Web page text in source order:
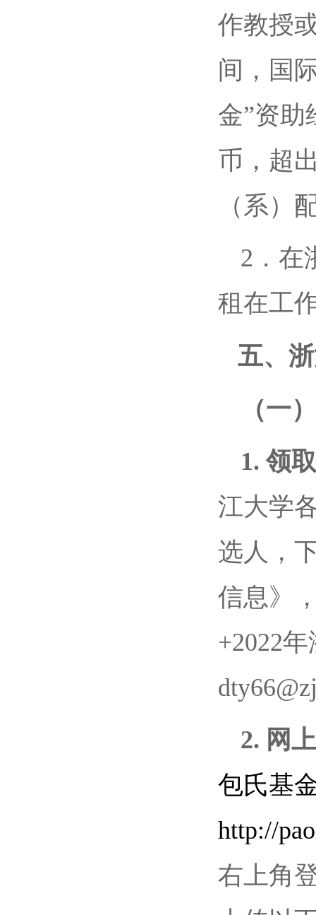
作教授
间，国
金”资助
币，超
（系）
2．在
租在工
五、
（一
1. 领
江大学
选人，
信息》
+2022
2. 网
包氏基
http://
右上角